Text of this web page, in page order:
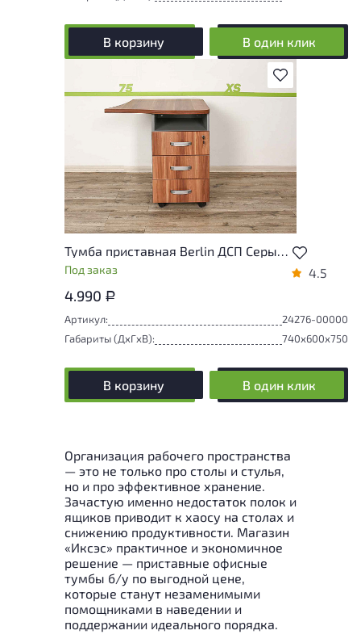
В корзину В один клик
В избранное
Под заказ 4.5
4.990 Р
Артикул:
24276-00000
Габариты (ДxГxВ):
740x600x750
В корзину В один клик
Организация рабочего пространства
— это не только про столы и стулья,
но и про эффективное хранение.
Зачастую именно недостаток полок и
ящиков приводит к хаосу на столах и
снижению продуктивности. Магазин
«Иксэс» практичное и экономичное
решение — приставные офисные
тумбы б/у по выгодной цене,
которые станут незаменимыми
помощниками в наведении и
поддержании идеального порядка.